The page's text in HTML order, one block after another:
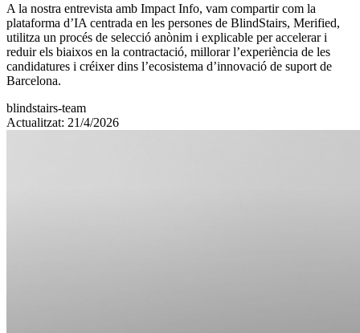
A la nostra entrevista amb Impact Info, vam compartir com la
plataforma d’IA centrada en les persones de BlindStairs, Merified,
utilitza un procés de selecció anònim i explicable per accelerar i
reduir els biaixos en la contractació, millorar l’experiència de les
candidatures i créixer dins l’ecosistema d’innovació de suport de
Barcelona.
blindstairs-team
Actualitzat: 21/4/2026